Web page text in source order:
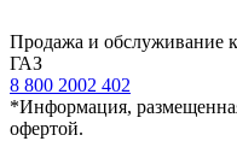
Продажа и обслуживание
ГАЗ
8 800 2002 402
*Информация,
офертой.